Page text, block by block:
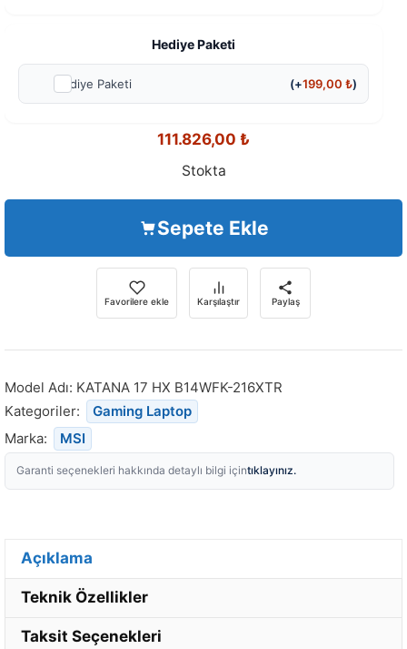
Hediye Paketi
Hediye Paketi (+199,00₺)
111.826,00 ₺
Stokta
Sepete Ekle
Favorilere ekle Karşılaştır Paylaş
Model Adı: KATANA 17 HX B14WFK-216XTR
Kategoriler:
Gaming Laptop
Marka:
MSI
Garanti seçenekleri hakkında detaylı bilgi içintıklayınız.
Açıklama
Teknik Özellikler
Taksit Seçenekleri